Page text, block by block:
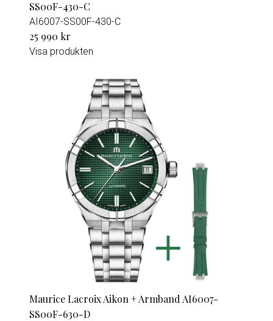
SS00F-430-C
AI6007-SS00F-430-C
25 990 kr
Visa produkten
Maurice Lacroix Aikon + Armband AI6007-
SS00F-630-D